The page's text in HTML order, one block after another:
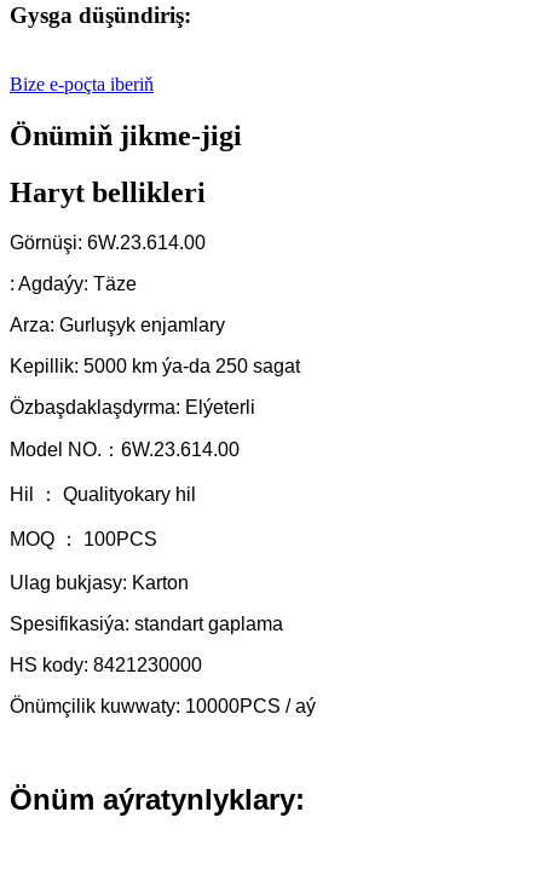
Gysga düşündiriş:
Bize e-poçta iberiň
Önümiň jikme-jigi
Haryt bellikleri
Görnüşi: 6W.23.614.00
: Agdaýy: Täze
Arza: Gurluşyk enjamlary
Kepillik: 5000 km ýa-da 250 sagat
Özbaşdaklaşdyrma: Elýeterli
Model NO.：6W.23.614.00
Hil ： Qualityokary hil
MOQ ： 100PCS
Ulag bukjasy: Karton
Spesifikasiýa: standart gaplama
HS kody: 8421230000
Önümçilik kuwwaty: 10000PCS / aý
Önüm aýratynlyklary: